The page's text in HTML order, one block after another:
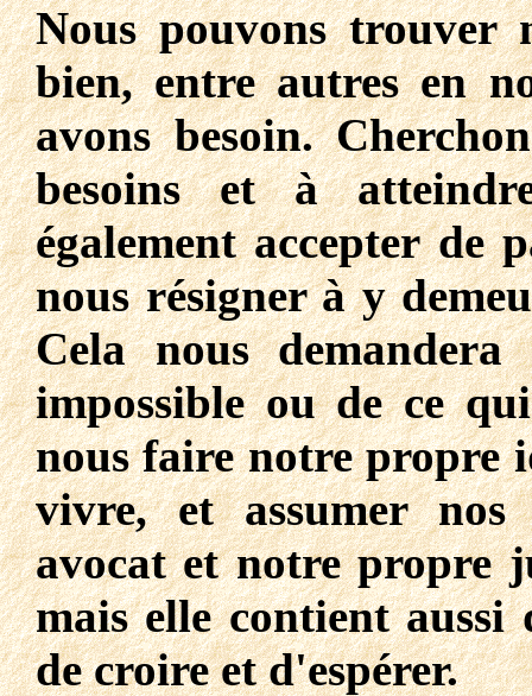
Nous pouvons trouver
bien, entre autres en
avons besoin.
besoins et à
également accepter de
nous résigner à y
Cela nous
impossible ou de ce
nous faire notre propre
vivre, et assumer
avocat et notre propre
mais elle contient aussi
de croire et d'espérer.